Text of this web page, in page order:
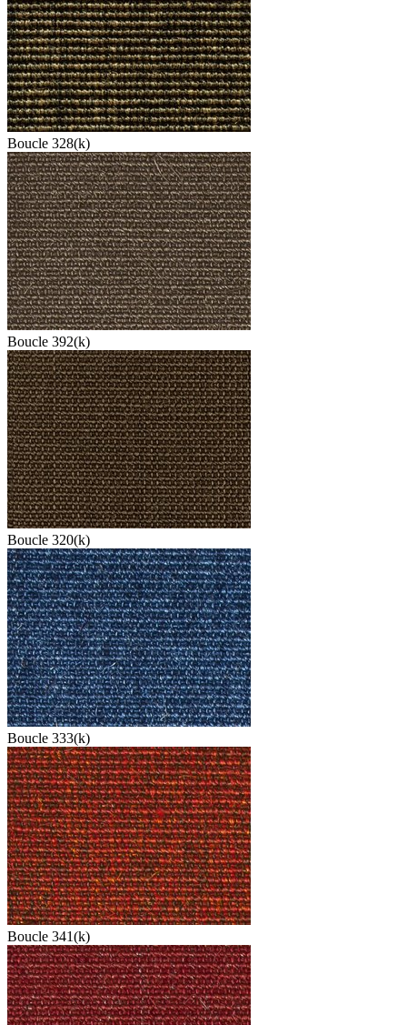
Boucle 328(k)
Boucle 392(k)
Boucle 320(k)
Boucle 333(k)
Boucle 341(k)